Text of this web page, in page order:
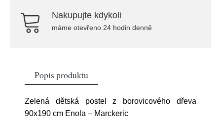
Nakupujte kdykoli
máme otevřeno 24 hodin denně
Popis produktu
Zelená dětská postel z borovicového dřeva
90x190 cm Enola – Marckeric